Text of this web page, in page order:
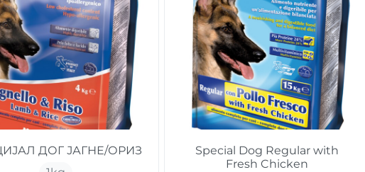
ДОГ ЈАГНЕ/ОРИЗ
Special Dog Regular with
Fresh Chicken